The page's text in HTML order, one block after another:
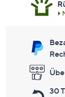
30